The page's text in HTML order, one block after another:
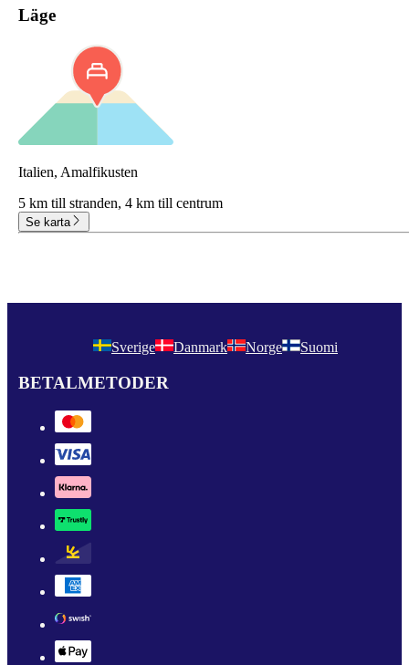
Läge
Italien, Amalfikusten
5 km till stranden, 4 km till centrum
Se karta
Sverige Danmark Norge Suomi
BETALMETODER